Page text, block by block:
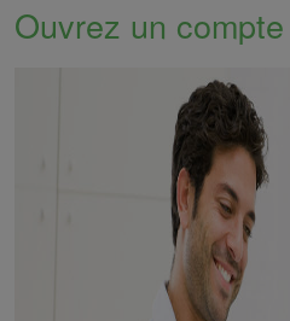
Ouvrez un